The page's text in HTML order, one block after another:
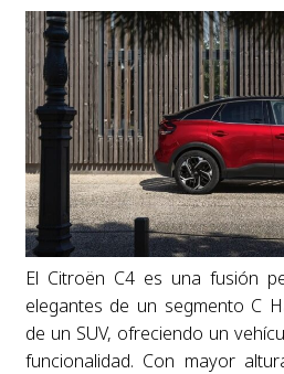
El Citroën C4 es una fusión
elegantes de un segmento C
de un SUV, ofreciendo un
funcionalidad. Con mayor